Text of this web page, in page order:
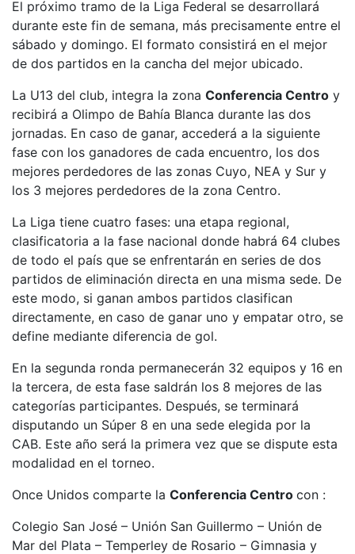
El próximo tramo de la Liga Federal se desarrollará
durante este fin de semana, más precisamente entre el
sábado y domingo. El formato consistirá en el mejor
de dos partidos en la cancha del mejor ubicado.
La U13 del club, integra la zona Conferencia Centro y
recibirá a Olimpo de Bahía Blanca durante las dos
jornadas. En caso de ganar, accederá a la siguiente
fase con los ganadores de cada encuentro, los dos
mejores perdedores de las zonas Cuyo, NEA y Sur y
los 3 mejores perdedores de la zona Centro.
La Liga tiene cuatro fases: una etapa regional,
clasificatoria a la fase nacional donde habrá 64 clubes
de todo el país que se enfrentarán en series de dos
partidos de eliminación directa en una misma sede. De
este modo, si ganan ambos partidos clasifican
directamente, en caso de ganar uno y empatar otro, se
define mediante diferencia de gol.
En la segunda ronda permanecerán 32 equipos y 16 en
la tercera, de esta fase saldrán los 8 mejores de las
categorías participantes. Después, se terminará
disputando un Súper 8 en una sede elegida por la
CAB. Este año será la primera vez que se dispute esta
modalidad en el torneo.
Once Unidos comparte la Conferencia Centro con :
Colegio San José – Unión San Guillermo – Unión de
Mar del Plata – Temperley de Rosario – Gimnasia y